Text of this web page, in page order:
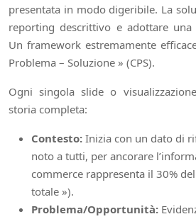
presentata in modo digeribile. La
reporting descrittivo e adottare una
Un framework estremamente
Problema – Soluzione » (CPS).
Ogni singola slide o
storia completa:
Contesto: Inizia con un dato di
noto a tutti, per ancorare
commerce rappresenta il 30%
totale »).
Problema/Opportunità: